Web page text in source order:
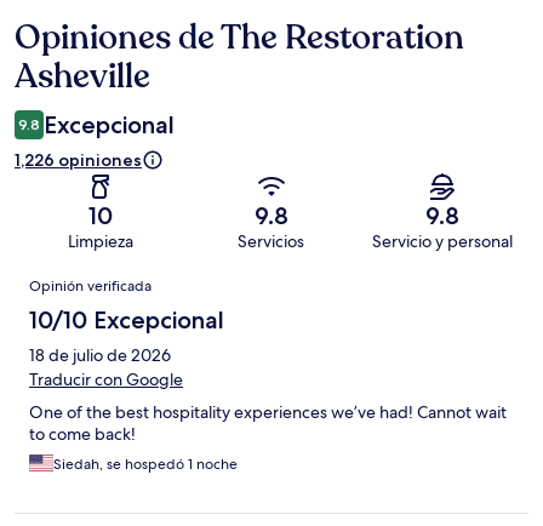
Opiniones
Opiniones de The Restoration
Asheville
9.8 Excepcional
1,226 opiniones
10
Limpieza
9.8
Servicios
9.8
Servicio y personal
Opiniones
Opinión verificada
10/10 Excepcional
18 de julio de 2026
Traducir con Google
One of the best hospitality experiences we’ve had! Cannot wait
to come back!
Siedah, se hospedó 1 noche